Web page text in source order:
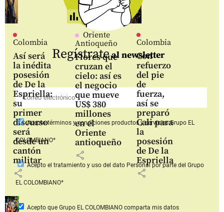
Colombia
Así será
la inédita
posesión
de De la
Espriella:
su
primer
discurso
será
desde un
cantón
militar
share
Oriente
Antioqueño
Flores que
cruzan el
cielo: así es
el negocio
que mueve
US$ 380
millones
en el
Oriente
antioqueño
share
Colombia
Con
refuerzo
del pie
de
fuerza,
así se
preparó
Cali para
la
posesión
de De la
Espriella
share
Regístrateal newsletter
Aceptotérminos y condiciones productos y serviciosGrupo EL
COLOMBIANO*
Acepto el tratamiento y uso del dato Personalpor parte del Grupo
EL COLOMBIANO*
Acepto que Grupo EL COLOMBIANOcomparta mis datos